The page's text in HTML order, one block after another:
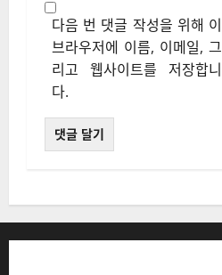
다음 번 댓글 작성을 위해 이
브라우저에 이름, 이메일, 그
리고 웹사이트를 저장합니
다.